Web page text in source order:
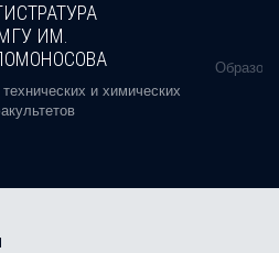
ИМ.
и химических